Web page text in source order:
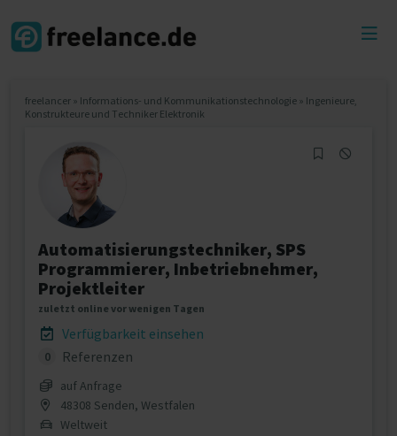
freelancer » Informations- und Kommunikationstechnologie » Ingenieure,
Konstrukteure und Techniker Elektronik
Automatisierungstechniker, SPS
Programmierer, Inbetriebnehmer,
Projektleiter
zuletzt online vor wenigen Tagen
Verfügbarkeit einsehen
0 Referenzen
auf Anfrage
48308 Senden, Westfalen
Weltweit